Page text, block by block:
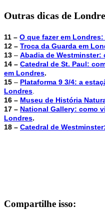
Outras dicas de
11 – O que fazer em
12 – Troca da Guarda em
13 – Abadia de
14 – Catedral de St. Paul:
em Londres.
15 – Plataforma 9 3/4: a
Londres
16 – Museu de História
17 – National Gallery: como
Londres.
18 – Catedral de
Compartilhe isso: